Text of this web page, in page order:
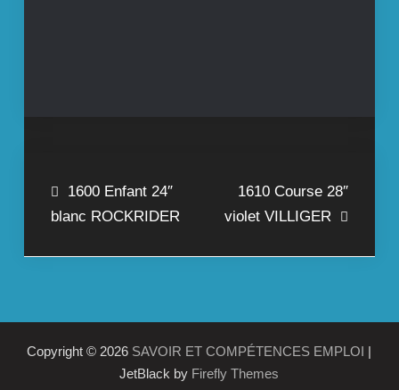
Navigation
de
l’article
1600 Enfant 24″
blanc ROCKRIDER
1610 Course 28″
violet VILLIGER
Copyright © 2026 SAVOIR ET COMPÉTENCES EMPLOI |
JetBlack by Firefly Themes